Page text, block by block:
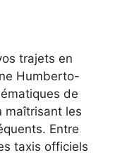
trajets en
Humberto-
de
maîtrisant les
Entre
taxis officiels